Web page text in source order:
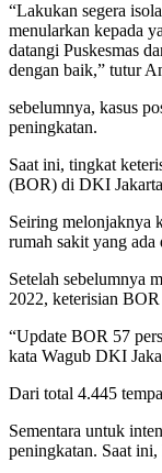
“Lakukan segera
menularkan kepada
datangi Puskesmas
dengan baik,” tutur
sebelumnya, kasus
peningkatan.
Saat ini, tingkat
(BOR) di DKI Jakarta
Seiring melonjaknya
rumah sakit yang ada
Setelah sebelumnya
2022, keterisian
“Update BOR 57
kata Wagub DKI
Dari total 4.445
Sementara untuk
peningkatan. Saat